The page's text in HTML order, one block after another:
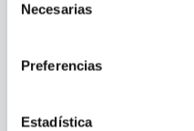
Necesarias
Preferencias
Estadística